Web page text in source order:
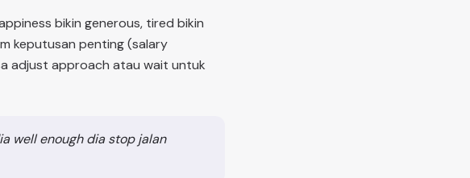
bikin generous, tired bikin
keputusan penting (salary
adjust approach atau wait untuk
well enough dia stop jalan